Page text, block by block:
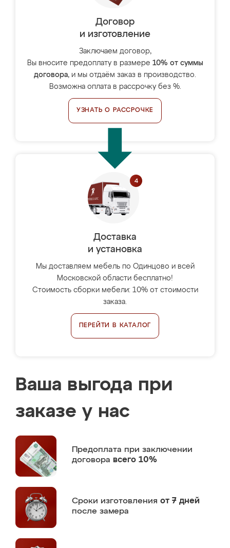
Договор
и изготовление
Заключаем договор,
Вы вносите предоплату в размере 10% от суммы
договора, и мы отдаём заказ в производство.
Возможна оплата в рассрочку без %.
УЗНАТЬ О РАССРОЧКЕ
Доставка
и установка
Мы доставляем мебель по Одинцово и всей
Московской области бесплатно!
Стоимость сборки мебели: 10% от стоимости
заказа.
ПЕРЕЙТИ В КАТАЛОГ
Ваша выгода при
заказе у нас
Предоплата при заключении
договора всего 10%
Сроки изготовления от 7 дней
после замера